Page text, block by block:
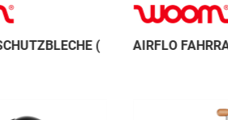
(
AIRFLO FAHRRADPUMPE